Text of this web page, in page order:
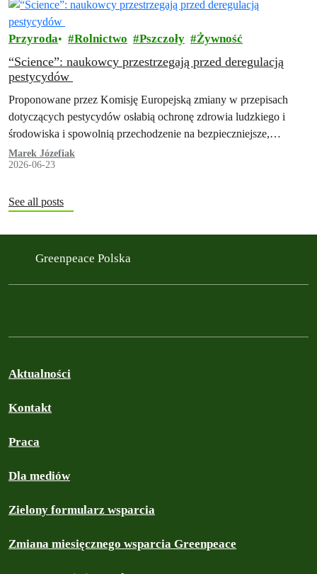
Przyroda Rolnictwo Pszczoły Żywność
“Science”: naukowcy przestrzegają przed deregulacją
pestycydów
Proponowane przez Komisję Europejską zmiany w przepisach
dotyczących pestycydów osłabią ochronę zdrowia ludzkiego i
środowiska i spowolnią przechodzenie na bezpieczniejsze,
alternatywne sposoby ochrony upraw – takie wnioski można
wyczytać w…
Marek Józefiak
2026-06-23
See all posts
Greenpeace Polska
Aktualności
Kontakt
Praca
Dla mediów
Zielony formularz wsparcia
Zmiana miesięcznego wsparcia Greenpeace